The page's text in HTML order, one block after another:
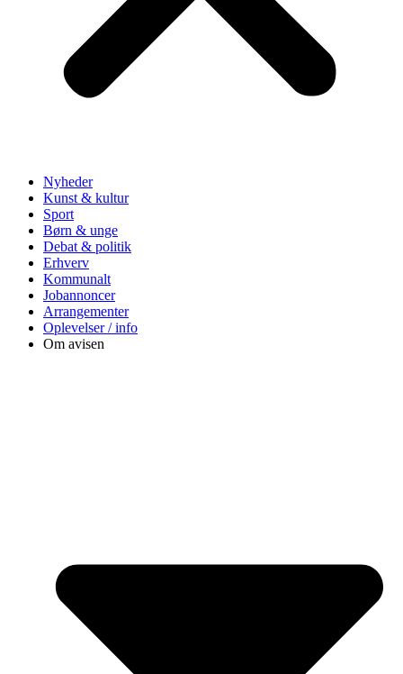
Nyheder
Kunst & kultur
Sport
Børn & unge
Debat & politik
Erhverv
Kommunalt
Jobannoncer
Arrangementer
Oplevelser / info
Om avisen